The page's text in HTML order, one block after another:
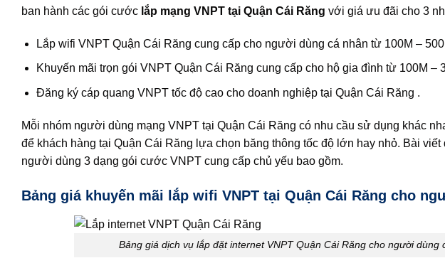
ban hành các gói cước lắp mạng VNPT tại Quận Cái Răng với giá ưu đãi cho 3
Lắp wifi VNPT Quận Cái Răng cung cấp cho người dùng cá nhân từ 100M –
Khuyến mãi trọn gói VNPT Quận Cái Răng cung cấp cho hộ gia đình từ 100M –
Đăng ký cáp quang VNPT tốc độ cao cho doanh nghiệp tại Quận Cái Răng .
Mỗi nhóm người dùng mạng VNPT tại Quận Cái Răng có nhu cầu sử dụng khác
để khách hàng tại Quận Cái Răng lựa chọn băng thông tốc độ lớn hay nhỏ. Bài
người dùng 3 dạng gói cước VNPT cung cấp chủ yếu bao gồm.
Bảng giá khuyến mãi lắp wifi VNPT tại Quận Cái Răng cho
Bảng giá dịch vụ lắp đặt internet VNPT Quận Cái Răng cho người